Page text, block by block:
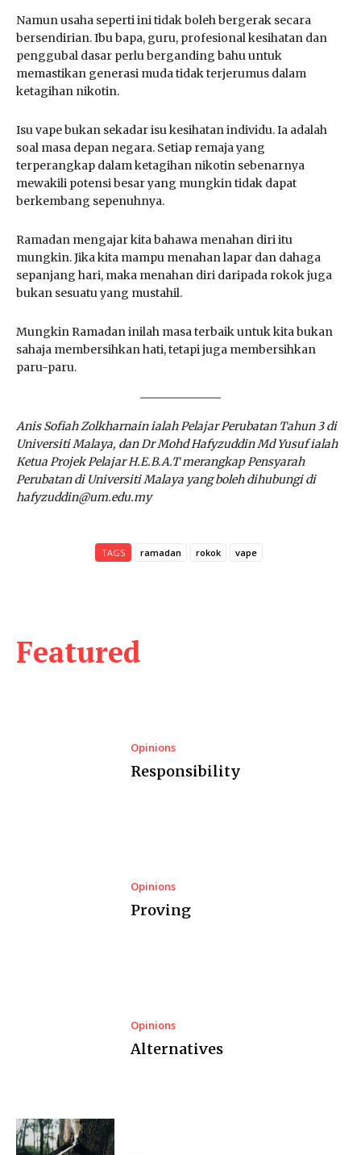
Featured
Opinions
Responsibility
Opinions
Proving
Opinions
Alternatives
Namun usaha seperti ini tidak boleh bergerak secara
bersendirian. Ibu bapa, guru, profesional kesihatan dan
penggubal dasar perlu berganding bahu untuk
memastikan generasi muda tidak terjerumus dalam
ketagihan nikotin.
Isu vape bukan sekadar isu kesihatan individu. Ia adalah
soal masa depan negara. Setiap remaja yang
terperangkap dalam ketagihan nikotin sebenarnya
mewakili potensi besar yang mungkin tidak dapat
berkembang sepenuhnya.
Ramadan mengajar kita bahawa menahan diri itu
mungkin. Jika kita mampu menahan lapar dan dahaga
sepanjang hari, maka menahan diri daripada rokok juga
bukan sesuatu yang mustahil.
Mungkin Ramadan inilah masa terbaik untuk kita bukan
sahaja membersihkan hati, tetapi juga membersihkan
paru-paru.
Anis Sofiah Zolkharnain ialah Pelajar Perubatan Tahun 3 di
Universiti Malaya, dan Dr Mohd Hafyzuddin Md Yusuf ialah
Ketua Projek Pelajar H.E.B.A.T merangkap Pensyarah
Perubatan di Universiti Malaya yang boleh dihubungi di
hafyzuddin@um.edu.my
TAGS ramadan rokok vape